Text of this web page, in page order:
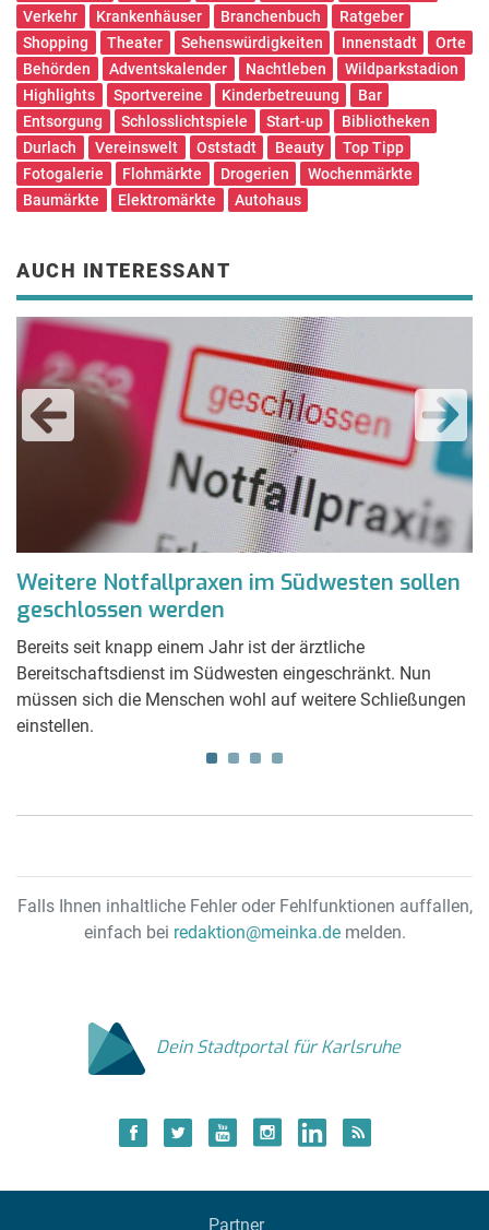
Verkehr
Krankenhäuser Branchenbuch
Ratgeber
Shopping
Theater Sehenswürdigkeiten Innenstadt
Orte
Behörden
Adventskalender Nachtleben
Wildparkstadion
Highlights
Sportvereine Kinderbetreuung
Bar
Entsorgung
Schlosslichtspiele Start-up
Bibliotheken
Durlach
Vereinswelt Oststadt Beauty
Top Tipp
Fotogalerie
Flohmärkte Drogerien
Wochenmärkte
Baumärkte
Elektromärkte Autohaus
AUCH INTERESSANT
Weitere Notfallpraxen im Südwesten sollen
geschlossen werden
Bereits seit knapp einem Jahr ist der ärztliche
Bereitschaftsdienst im Südwesten eingeschränkt. Nun
müssen sich die Menschen wohl auf weitere Schließungen
einstellen.
Falls Ihnen inhaltliche Fehler oder Fehlfunktionen auffallen,
einfach bei redaktion@meinka.demelden.
Dein Stadtportal für Karlsruhe
Partner